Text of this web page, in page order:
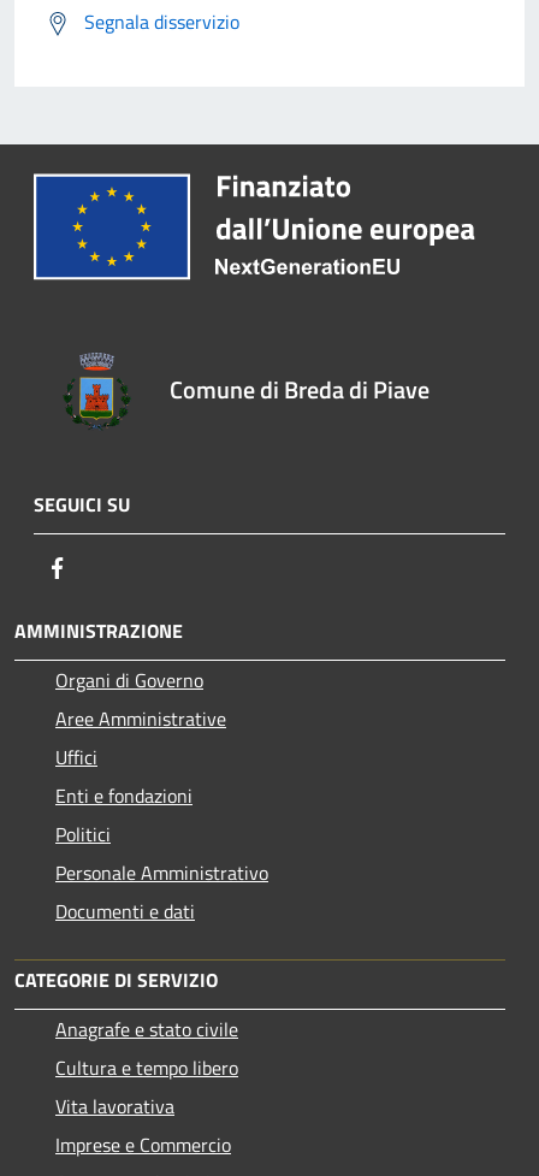
Segnala disservizio
Comune di Breda di Piave
SEGUICI SU
AMMINISTRAZIONE
Organi di Governo
Aree Amministrative
Uffici
Enti e fondazioni
Politici
Personale Amministrativo
Documenti e dati
CATEGORIE DI SERVIZIO
Anagrafe e stato civile
Cultura e tempo libero
Vita lavorativa
Imprese e Commercio